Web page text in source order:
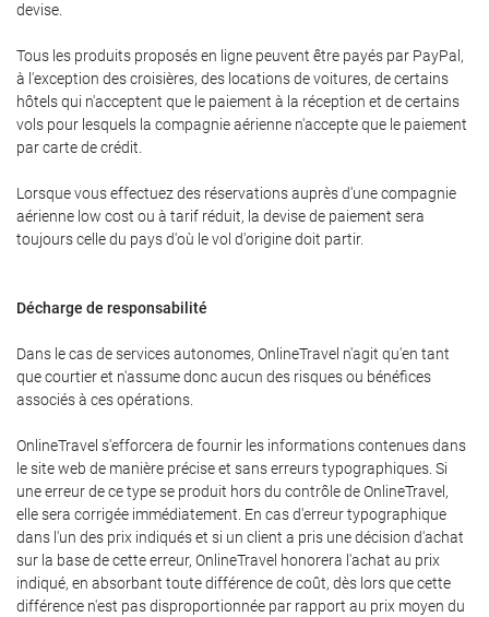
devise.
Tous les produits proposés en ligne peuvent être payés par PayPal,
à l'exception des croisières, des locations de voitures, de certains
hôtels qui n'acceptent que le paiement à la réception et de certains
vols pour lesquels la compagnie aérienne n'accepte que le paiement
par carte de crédit.
Lorsque vous effectuez des réservations auprès d'une compagnie
aérienne low cost ou à tarif réduit, la devise de paiement sera
toujours celle du pays d'où le vol d'origine doit partir.
Décharge de responsabilité
Dans le cas de services autonomes, OnlineTravel n'agit qu'en tant
que courtier et n'assume donc aucun des risques ou bénéfices
associés à ces opérations.
OnlineTravel s'efforcera de fournir les informations contenues dans
le site web de manière précise et sans erreurs typographiques. Si
une erreur de ce type se produit hors du contrôle de OnlineTravel,
elle sera corrigée immédiatement. En cas d'erreur typographique
dans l'un des prix indiqués et si un client a pris une décision d'achat
sur la base de cette erreur, OnlineTravel honorera l'achat au prix
indiqué, en absorbant toute différence de coût, dès lors que cette
différence n'est pas disproportionnée par rapport au prix moyen du